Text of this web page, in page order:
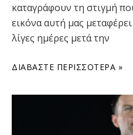
καταγράφουν τη στιγμή
εικόνα αυτή μας
λίγες ημέρες μετά την
ΔΙΑΒΆΣΤΕ ΠΕΡΙΣΣΌΤΕΡΑ »